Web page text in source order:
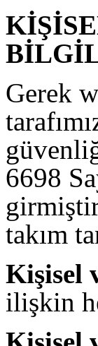
Gerek
6698
takım
Kişisel
ilişkin